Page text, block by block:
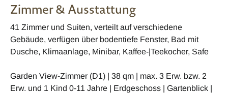
Zimmer & Ausstattung
41 Zimmer und Suiten, verteilt auf verschiedene
Gebäude, verfügen über bodentiefe Fenster, Bad mit
Dusche, Klimaanlage, Minibar, Kaffee-|Teekocher, Safe
Garden View-Zimmer (D1) | 38 qm | max. 3 Erw. bzw. 2
Erw. und 1 Kind 0-11 Jahre | Erdgeschoss | Gartenblick |